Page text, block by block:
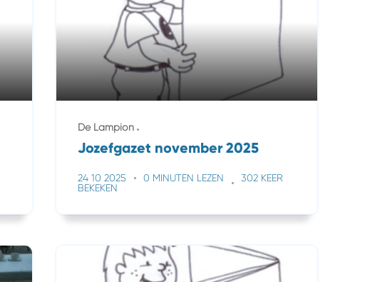
De Lampion
Jozefgazet november 2025
24 10 2025 0 MINUTEN LEZEN
302 KEER
BEKEKEN